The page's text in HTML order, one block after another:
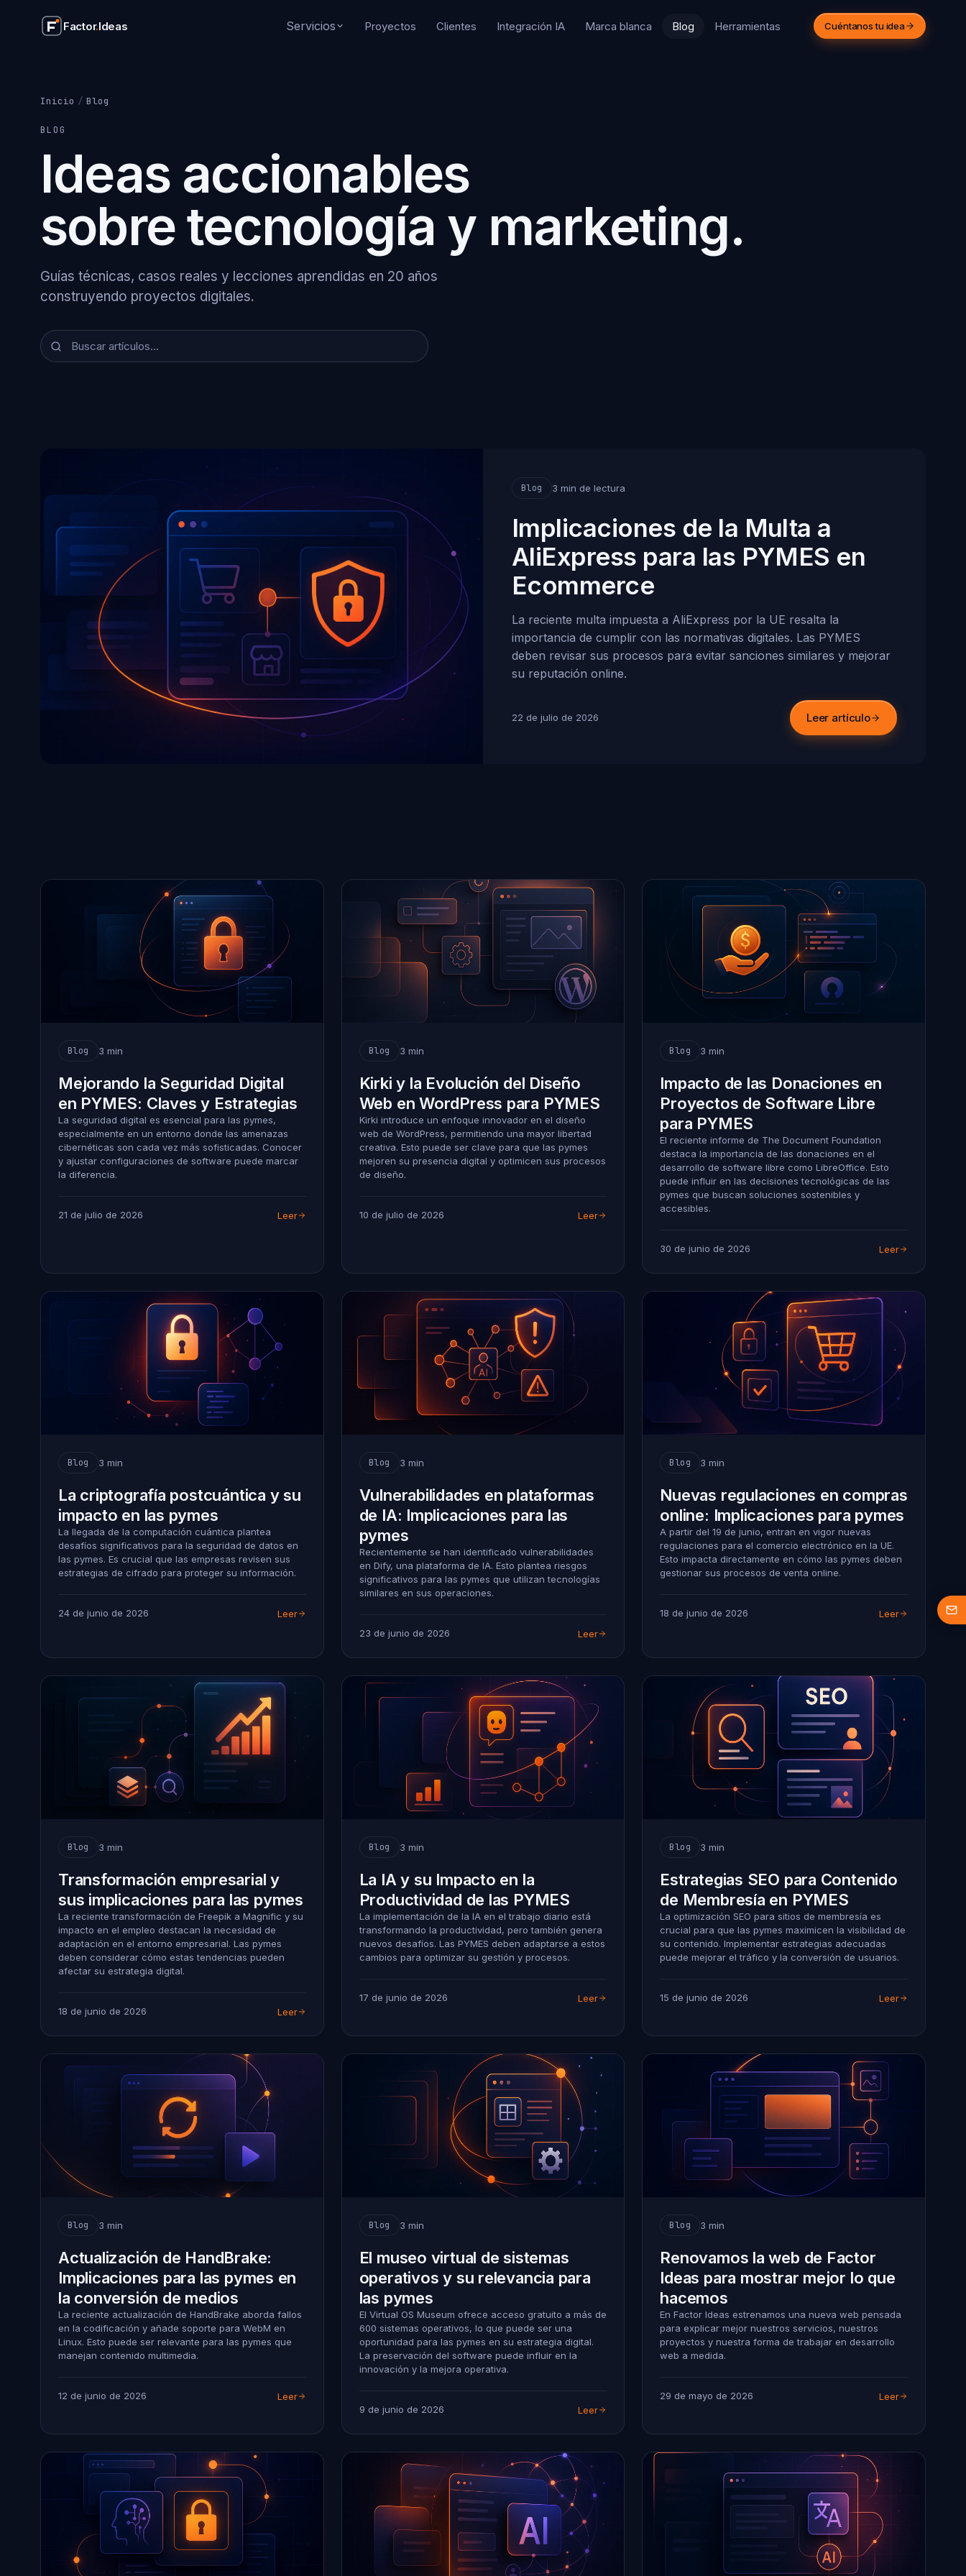
Factor.Ideas Servicios
Integración IA
Automatización con Claude y GPT Visibilidad en ChatGPT y Claude
Mantenimiento, seguridad y backups
Ver todos los servicios
943 312 516
Proyectos Clientes Integración IA Marca blanca Blog Herramientas Cuéntanos tu idea
Inicio / Blog
BLOG
Ideas accionables
sobre tecnología y marketing.
Guías técnicas, casos reales y lecciones aprendidas en 20 años
construyendo proyectos digitales.
Buscar artículos
Blog 3 min de lectura
Implicaciones de la Multa a
AliExpress para las PYMES en
Ecommerce
La reciente multa impuesta a AliExpress por la UE resalta la
importancia de cumplir con las normativas digitales. Las PYMES
deben revisar sus procesos para evitar sanciones similares y mejorar
su reputación online.
22 de julio de 2026 Leer artículo
Blog 3 min
Mejorando la Seguridad Digital
en PYMES: Claves y Estrategias
La seguridad digital es esencial para las pymes,
especialmente en un entorno donde las amenazas
cibernéticas son cada vez más sofisticadas. Conocer
y ajustar configuraciones de software puede marcar
la diferencia.
21 de julio de 2026 Leer
Blog 3 min
Kirki y la Evolución del Diseño
Web en WordPress para PYMES
Kirki introduce un enfoque innovador en el diseño
web de WordPress, permitiendo una mayor libertad
creativa. Esto puede ser clave para que las pymes
mejoren su presencia digital y optimicen sus procesos
de diseño.
10 de julio de 2026 Leer
Blog 3 min
Impacto de las Donaciones en
Proyectos de Software Libre
para PYMES
El reciente informe de The Document Foundation
destaca la importancia de las donaciones en el
desarrollo de software libre como LibreOffice. Esto
puede influir en las decisiones tecnológicas de las
pymes que buscan soluciones sostenibles y
accesibles.
30 de junio de 2026 Leer
Blog 3 min
La criptografía postcuántica y su
impacto en las pymes
La llegada de la computación cuántica plantea
desafíos significativos para la seguridad de datos en
las pymes. Es crucial que las empresas revisen sus
estrategias de cifrado para proteger su información.
24 de junio de 2026 Leer
Blog 3 min
Vulnerabilidades en plataformas
de IA: Implicaciones para las
pymes
Recientemente se han identificado vulnerabilidades
en Dify, una plataforma de IA. Esto plantea riesgos
significativos para las pymes que utilizan tecnologías
similares en sus operaciones.
23 de junio de 2026 Leer
Blog 3 min
Nuevas regulaciones en compras
online: Implicaciones para pymes
A partir del 19 de junio, entran en vigor nuevas
regulaciones para el comercio electrónico en la UE.
Esto impacta directamente en cómo las pymes deben
gestionar sus procesos de venta online.
18 de junio de 2026 Leer
Blog 3 min
Transformación empresarial y
sus implicaciones para las pymes
La reciente transformación de Freepik a Magnific y su
impacto en el empleo destacan la necesidad de
adaptación en el entorno empresarial. Las pymes
deben considerar cómo estas tendencias pueden
afectar su estrategia digital.
18 de junio de 2026 Leer
Blog 3 min
La IA y su Impacto en la
Productividad de las PYMES
La implementación de la IA en el trabajo diario está
transformando la productividad, pero también genera
nuevos desafíos. Las PYMES deben adaptarse a estos
cambios para optimizar su gestión y procesos.
17 de junio de 2026 Leer
Blog 3 min
Estrategias SEO para Contenido
de Membresía en PYMES
La optimización SEO para sitios de membresía es
crucial para que las pymes maximicen la visibilidad de
su contenido. Implementar estrategias adecuadas
puede mejorar el tráfico y la conversión de usuarios.
15 de junio de 2026 Leer
Blog 3 min
Actualización de HandBrake:
Implicaciones para las pymes en
la conversión de medios
La reciente actualización de HandBrake aborda fallos
en la codificación y añade soporte para WebM en
Linux. Esto puede ser relevante para las pymes que
manejan contenido multimedia.
12 de junio de 2026 Leer
Blog 3 min
El museo virtual de sistemas
operativos y su relevancia para
las pymes
El Virtual OS Museum ofrece acceso gratuito a más de
600 sistemas operativos, lo que puede ser una
oportunidad para las pymes en su estrategia digital.
La preservación del software puede influir en la
innovación y la mejora operativa.
9 de junio de 2026 Leer
Blog 3 min
Renovamos la web de Factor
Ideas para mostrar mejor lo que
hacemos
En Factor Ideas estrenamos una nueva web pensada
para explicar mejor nuestros servicios, nuestros
proyectos y nuestra forma de trabajar en desarrollo
web a medida.
29 de mayo de 2026 Leer